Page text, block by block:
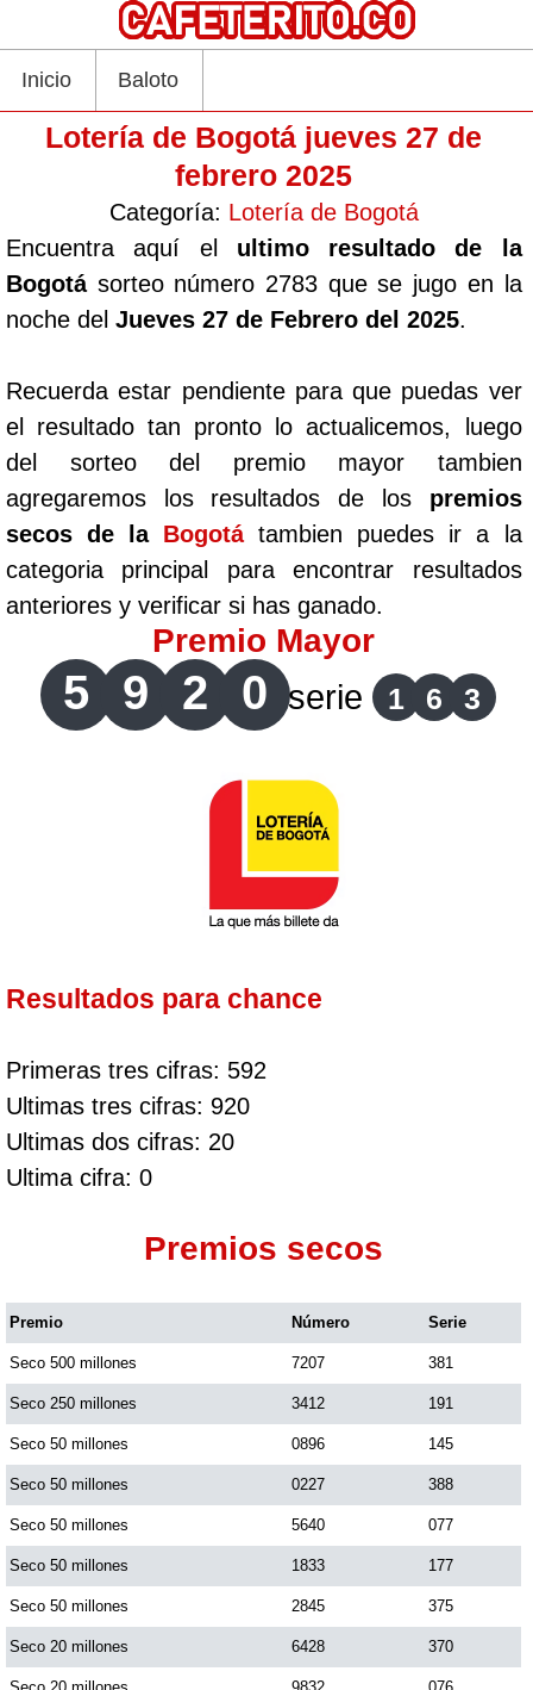
Inicio Baloto
Lotería de Bogotá jueves 27 de
febrero 2025
Categoría: Lotería de Bogotá
Encuentra aquí el ultimo resultado de la
Bogotásorteo número 2783 que se jugo en la
noche del Jueves 27 de Febrero del 2025.
Recuerda estar pendiente para que puedas ver
el resultado tan pronto lo actualicemos, luego
del sorteo del premio mayor tambien
agregaremos los resultados de los premios
secos de la Bogotátambien puedes ir a la
categoria principal para encontrar resultados
anteriores y verificar si has ganado.
Premio Mayor
5 9 2 0 serie 1 6 3
Resultados para chance
Primeras tres cifras: 592
Ultimas tres cifras: 920
Ultimas dos cifras: 20
Ultima cifra: 0
Premios secos
Premio Número Serie
Seco 500 millones 7207 381
Seco 250 millones 3412 191
Seco 50 millones 0896 145
Seco 50 millones 0227 388
Seco 50 millones 5640 077
Seco 50 millones 1833 177
Seco 50 millones 2845 375
Seco 20 millones 6428 370